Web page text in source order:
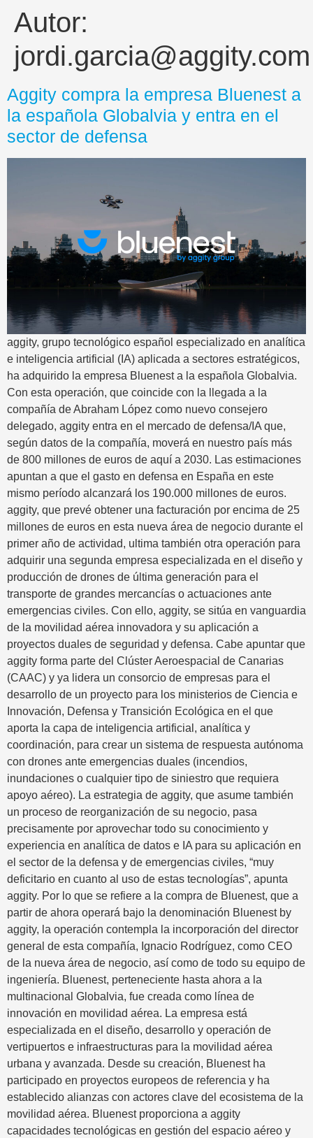
Autor:
jordi.garcia@aggity.com
Aggity compra la empresa Bluenest a
la española Globalvia y entra en el
sector de defensa
aggity, grupo tecnológico español especializado en analítica
e inteligencia artificial (IA) aplicada a sectores estratégicos,
ha adquirido la empresa Bluenest a la española Globalvia.
Con esta operación, que coincide con la llegada a la
compañía de Abraham López como nuevo consejero
delegado, aggity entra en el mercado de defensa/IA que,
según datos de la compañía, moverá en nuestro país más
de 800 millones de euros de aquí a 2030. Las estimaciones
apuntan a que el gasto en defensa en España en este
mismo período alcanzará los 190.000 millones de euros.
aggity, que prevé obtener una facturación por encima de 25
millones de euros en esta nueva área de negocio durante el
primer año de actividad, ultima también otra operación para
adquirir una segunda empresa especializada en el diseño y
producción de drones de última generación para el
transporte de grandes mercancías o actuaciones ante
emergencias civiles. Con ello, aggity, se sitúa en vanguardia
de la movilidad aérea innovadora y su aplicación a
proyectos duales de seguridad y defensa. Cabe apuntar que
aggity forma parte del Clúster Aeroespacial de Canarias
(CAAC) y ya lidera un consorcio de empresas para el
desarrollo de un proyecto para los ministerios de Ciencia e
Innovación, Defensa y Transición Ecológica en el que
aporta la capa de inteligencia artificial, analítica y
coordinación, para crear un sistema de respuesta autónoma
con drones ante emergencias duales (incendios,
inundaciones o cualquier tipo de siniestro que requiera
apoyo aéreo). La estrategia de aggity, que asume también
un proceso de reorganización de su negocio, pasa
precisamente por aprovechar todo su conocimiento y
experiencia en analítica de datos e IA para su aplicación en
el sector de la defensa y de emergencias civiles, “muy
deficitario en cuanto al uso de estas tecnologías”, apunta
aggity. Por lo que se refiere a la compra de Bluenest, que a
partir de ahora operará bajo la denominación Bluenest by
aggity, la operación contempla la incorporación del director
general de esta compañía, Ignacio Rodríguez, como CEO
de la nueva área de negocio, así como de todo su equipo de
ingeniería. Bluenest, perteneciente hasta ahora a la
multinacional Globalvia, fue creada como línea de
innovación en movilidad aérea. La empresa está
especializada en el diseño, desarrollo y operación de
vertipuertos e infraestructuras para la movilidad aérea
urbana y avanzada. Desde su creación, Bluenest ha
participado en proyectos europeos de referencia y ha
establecido alianzas con actores clave del ecosistema de la
movilidad aérea. Bluenest proporciona a aggity
capacidades tecnológicas en gestión del espacio aéreo y